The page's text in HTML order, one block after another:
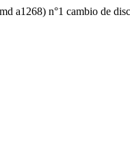
a1268) n°1 cambio de